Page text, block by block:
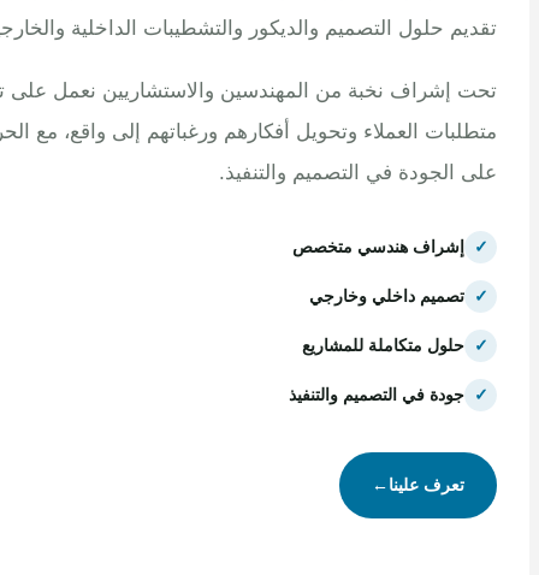
حلول التصميم والديكور والتشطيبات الداخلية والخارجية.
إشراف نخبة من المهندسين والاستشاريين نعمل على تلبية
العملاء وتحويل أفكارهم ورغباتهم إلى واقع، مع الحرص
في التصميم والتنفيذ.
إشراف هندسي متخصص
تصميم داخلي وخارجي
حلول متكاملة للمشاريع
جودة في التصميم والتنفيذ
تعرف علينا←